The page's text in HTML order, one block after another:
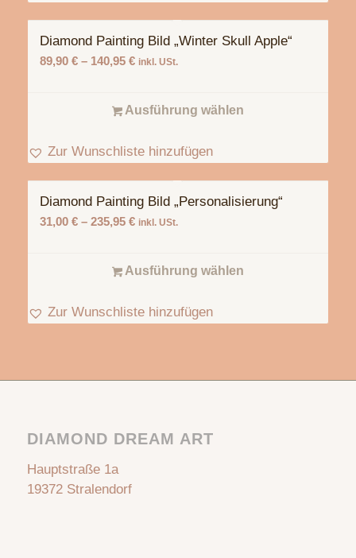
Diamond Painting Bild „Winter Skull Apple“
89,90 €– 140,95 € inkl. USt.
Ausführung wählen
Zur Wunschliste hinzufügen
Diamond Painting Bild „Personalisierung“
31,00 €– 235,95 € inkl. USt.
Ausführung wählen
Zur Wunschliste hinzufügen
DIAMOND DREAM ART
Hauptstraße 1a
19372 Stralendorf